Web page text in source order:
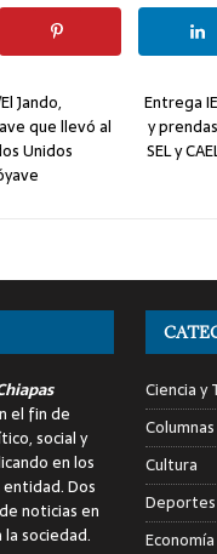
Jando,
que llevó al
Unidos
Entrega
y
SEL y
el fin de
social y
en los
Dos
noticias en
sociedad.
Ciencia y
Columnas
Cultura
Deportes
Economía